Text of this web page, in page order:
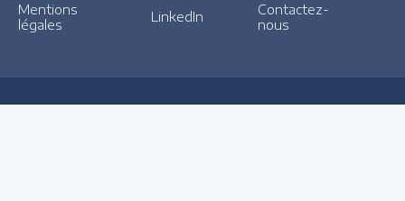
Mentions
légales
LinkedIn
Contactez-
nous